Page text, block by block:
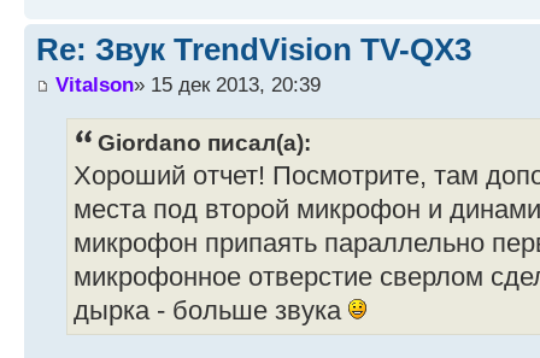
Re: Звук TrendVision TV-QX3
Vitalson» 15 дек 2013, 20:39
Giordano писал(а):
Хороший отчет! Посмотрите, там
места под второй микрофон и
микрофон припаять параллельно
микрофонное отверстие сверлом
дырка - больше звука